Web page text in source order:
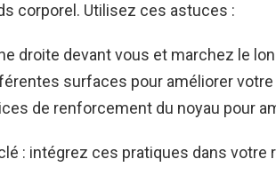
corporel. Utilisez ces astuces :
droite devant vous et marchez le
surfaces pour améliorer votre
de renforcement du noyau pour
: intégrez ces pratiques dans votre